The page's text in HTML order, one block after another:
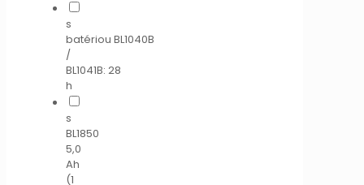
s
batériou BL1040B
/
BL1041B: 28
h
s
BL1850
5,0
Ah
(1